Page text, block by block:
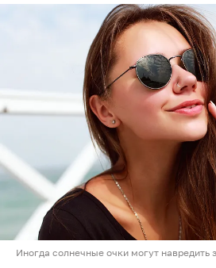
Иногда солнечные очки могут навредить